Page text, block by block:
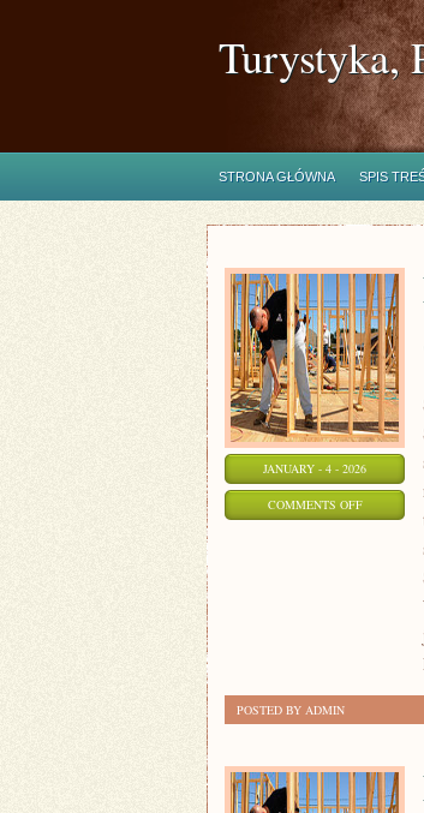
Turystyka,
STRONA GŁÓWNA SPIS
JANUARY - 4 - 2026
COMMENTS OFFON
POSTED BY ADMIN